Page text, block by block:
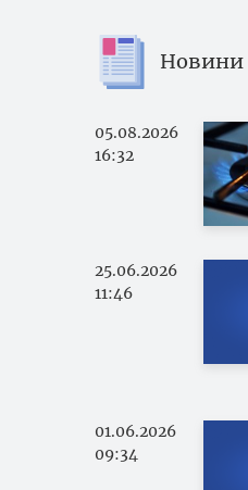
Новини
05.08.2026
16:32
25.06.2026
11:46
01.06.2026
09:34